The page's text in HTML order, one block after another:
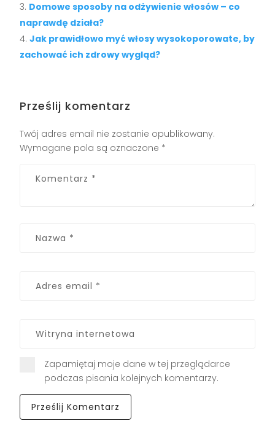
Domowe sposoby na odżywienie włosów – co
naprawdę działa?
Jak prawidłowo myć włosy wysokoporowate, by
zachować ich zdrowy wygląd?
Prześlij komentarz
Twój adres email nie zostanie opublikowany.
Wymagane pola są oznaczone *
Zapamiętaj moje dane w tej przeglądarce
podczas pisania kolejnych komentarzy.